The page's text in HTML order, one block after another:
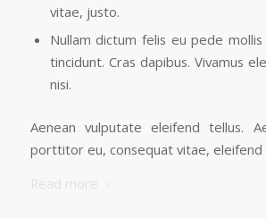
vitae, justo.
Nullam dictum felis eu pede
tincidunt. Cras dapibus. Vivamus
nisi.
Aenean vulputate eleifend tellus.
porttitor eu, consequat vitae, eleifend